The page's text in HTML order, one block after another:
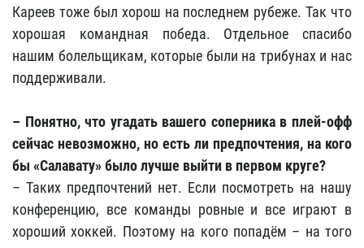
Кареев тоже был хорош на последнем рубеже. Так что
хорошая командная победа. Отдельное спасибо
нашим болельщикам, которые были на трибунах и нас
поддерживали.
– Понятно, что угадать вашего соперника в плей-офф
сейчас невозможно, но есть ли предпочтения, на кого
бы «Салавату» было лучше выйти в первом круге?
– Таких предпочтений нет. Если посмотреть на нашу
конференцию, все команды ровные и все играют в
хороший хоккей. Поэтому на кого попадём – на того